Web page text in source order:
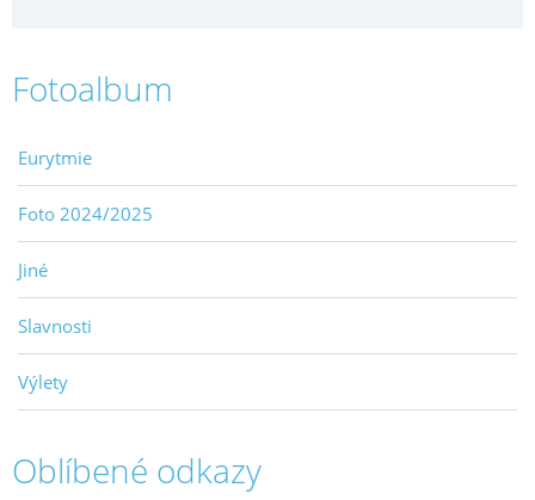
Fotoalbum
Eurytmie
Foto 2024/2025
Jiné
Slavnosti
Výlety
Oblíbené odkazy